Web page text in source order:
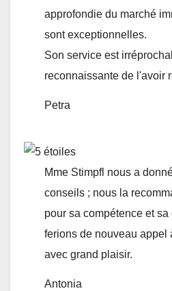
approfondie du marché
sont exceptionnelles.
Son service est
reconnaissante de l'avoir
Petra
Mme Stimpfl nous a
conseils ; nous la
pour sa compétence et
ferions de nouveau appel
avec grand plaisir.
Antonia